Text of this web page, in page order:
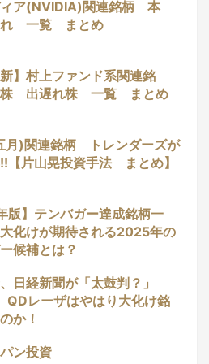
ィア(NVIDIA)関連銘柄 本
れ 一覧 まとめ
新】村上ファンド系関連銘
出遅れ株 一覧 まとめ
月)関連銘柄 トレンダーズが
【片山晃投資手法 まとめ】
版】テンバガー達成銘柄一
化けが期待される2025年の
候補とは？
日経新聞が「太鼓判？」
QDレーザはやはり大化け銘
か！
ン投資